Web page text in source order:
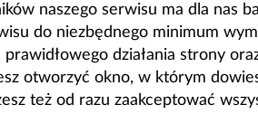
naszego serwisu ma dla nas
do niezbędnego minimum
działania strony
otworzyć okno, w którym
też od razu zaakceptować